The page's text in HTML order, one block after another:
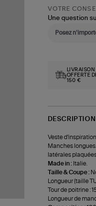
VOTRE
Une question
LIVRAISON
OFFERTE
150 €
DESCRIPTION
Veste
Manches
latérales
Made in : Italie.
Taille & Coupe :
Longueur (taille
Tour de poitrine :
Longueur de